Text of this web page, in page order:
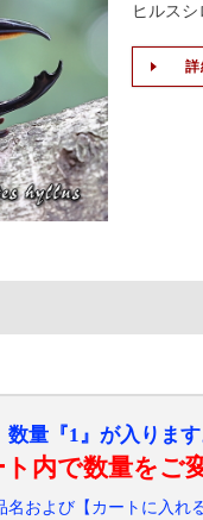
ヒルスシ
詳
量『1』が入ります
内で数量をご
名および【カートに入